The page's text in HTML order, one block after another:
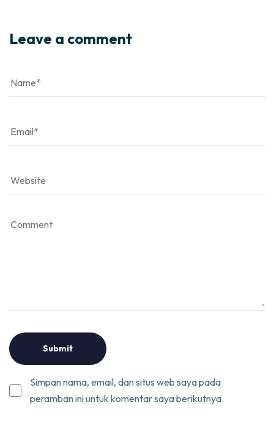
Leave a comment
Simpan nama, email, dan situs web saya pada
peramban ini untuk komentar saya berikutnya.